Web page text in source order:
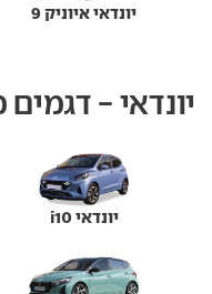
יונדאי איוניק 9
יונדאי -
יונדאי i10